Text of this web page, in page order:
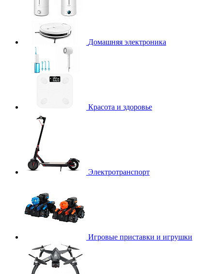
Домашняя электроника
Красота и здоровье
Электротранспорт
Игровые приставки и игрушки